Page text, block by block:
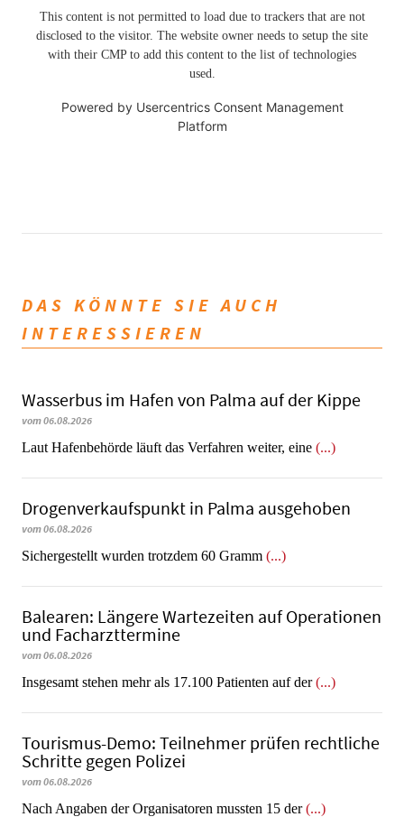
This content is not permitted to load due to trackers that are not
disclosed to the visitor. The website owner needs to setup the site
with their CMP to add this content to the list of technologies
used.
Powered by Usercentrics Consent Management
Platform
DAS KÖNNTE SIE AUCH
INTERESSIEREN
Wasserbus im Hafen von Palma auf der Kippe
vom 06.08.2026
Laut Hafenbehörde läuft das Verfahren weiter, eine (...)
Dro­gen­ver­kaufs­punkt in Palma ausgehoben
vom 06.08.2026
​​​​​​​Sichergestellt wurden trotzdem 60 Gramm (...)
Balearen: Längere Wartezeiten auf Operationen
und Facharzttermine
vom 06.08.2026
Insgesamt stehen mehr als 17.100 Patienten auf der(...)
Tourismus-Demo: Teilnehmer prüfen rechtliche
Schritte gegen Polizei
vom 06.08.2026
Nach Angaben der Organisatoren mussten 15 der(...)